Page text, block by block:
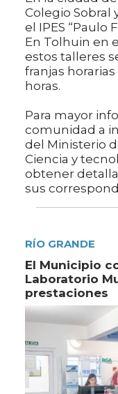
Colegio Sobral
el IPES “Paulo
En Tolhuin en
estos talleres
franjas horarias
horas.
Para mayor
comunidad a
del Ministerio
Ciencia y
obtener
sus
RÍO GRANDE
El Municipio
Laboratorio
prestaciones